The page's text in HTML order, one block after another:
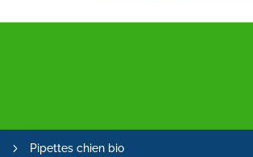
5 Pipettes chien bio